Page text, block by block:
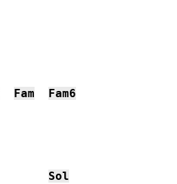
Fam
Fam6
Sol